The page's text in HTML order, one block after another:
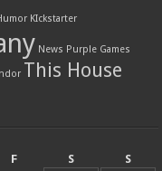
KIckstarter
News Purple Games
This House
F S
S